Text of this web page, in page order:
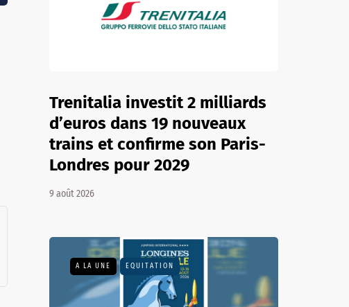
Trenitalia investit 2 milliards
d’euros dans 19 nouveaux
trains et confirme son Paris-
Londres pour 2029
9 août 2026
A LA UNE EQUITATION